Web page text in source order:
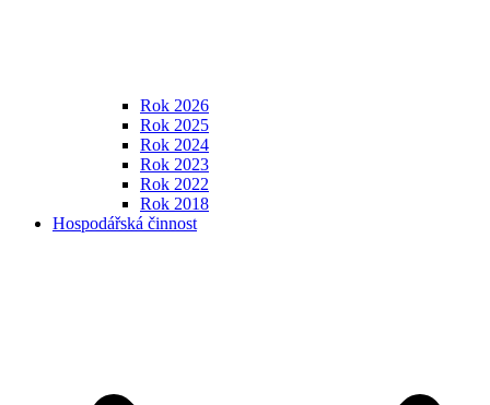
Rok 2026
Rok 2025
Rok 2024
Rok 2023
Rok 2022
Rok 2018
Hospodářská činnost